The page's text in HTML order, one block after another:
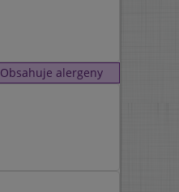
Obsahuje alergeny